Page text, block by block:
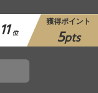
11 位
獲得ポイント
5pts